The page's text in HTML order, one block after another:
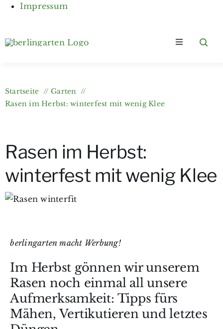
Impressum
Inhalt
Toggle
Kategorien
Wer bloggt?
Gartenkurse & e-Books
Startseite
Garten
Rasen im Herbst: winterfest mit wenig Klee
Rasen im Herbst:
winterfest mit wenig Klee
berlingarten macht Werbung!
Im Herbst gönnen wir unserem
Rasen noch einmal all unsere
Aufmerksamkeit: Tipps fürs
Mähen, Vertikutieren und letztes